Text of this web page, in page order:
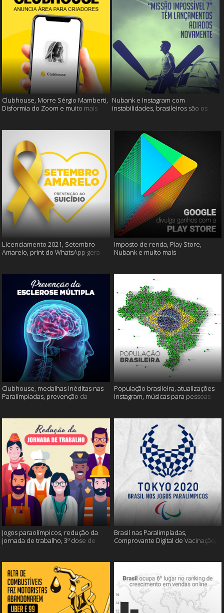
Clubhouse, Morre Sérgio Mamberti,
Disformia do Zoom e muito mais
Nubank e Instagram com
instabilidades, brasileiros são os
Licenciamento 2021, Setembro
Amarelo, print do WhatsApp gera
Imposto de renda, Play Store,
Nubank e muito mais
Clubhouse, medalhas inéditas nas
Paralímpiadas, prevenção da
População brasileira, atualizações
Instagram, músicas para pessoas
Jogos paraolímpicos, redução da
jornada de trabalho, 3ª dose de
Brasil nas Paralimpíadas,
Comprovante Digital de Vacinação,